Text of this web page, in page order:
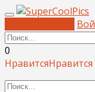
0
НравитсяНравится